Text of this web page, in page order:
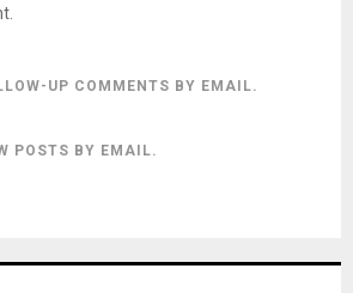
UP COMMENTS BY EMAIL.
POSTS BY EMAIL.